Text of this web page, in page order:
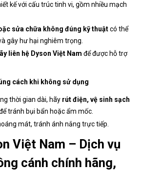
kế với cấu trúc tinh vi, gồm nhiều mạch
sửa chữa không đúng kỹ thuậtcó thể
gây hư hại nghiêm trọng.
liên hệ Dyson Việt Nam để được hỗ trợ
cách khi không sử dụng
thời gian dài, hãy rút điện, vệ sinh sạch
tránh bụi bẩn hoặc ẩm mốc.
mát, tránh ánh nắng trực tiếp.
Việt Nam – Dịch vụ
cánh chính hãng,